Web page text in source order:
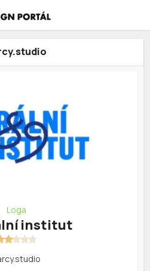
Loga
institut